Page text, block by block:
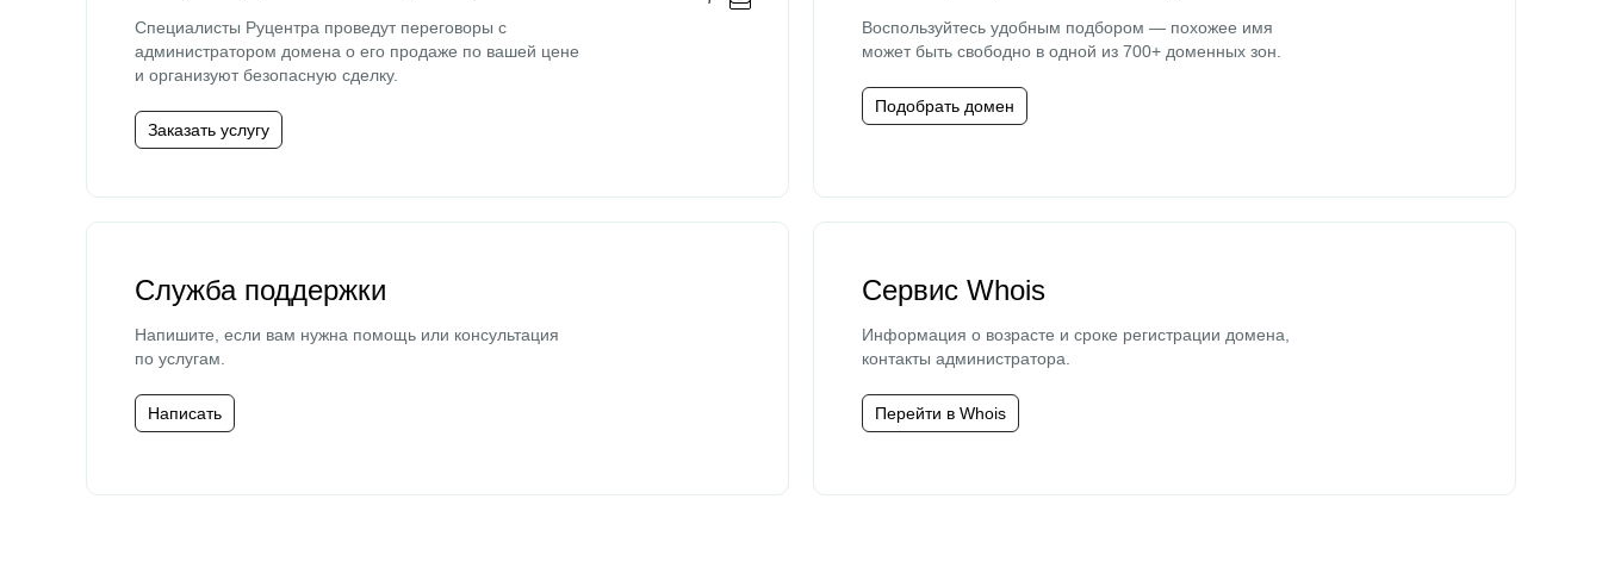
Специалисты Руцентра проведут переговоры с
администратором домена о его продаже по вашей цене
и организуют безопасную сделку.
Заказать услугу
Воспользуйтесь удобным подбором — похожее имя
может быть свободно в одной из 700+ доменных зон.
Подобрать домен
Служба поддержки
Напишите, если вам нужна помощь или консультация
по услугам.
Написать
Сервис Whois
Информация о возрасте и сроке регистрации домена,
контакты администратора.
Перейти в Whois